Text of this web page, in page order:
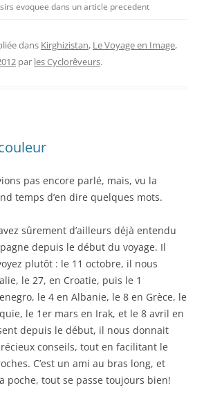
evoquee dans un article precedent
dans Kirghizistan, Le Voyage en Image,
par les Cyclorêveurs.
pas encore parlé, mais, vu la
temps d’en dire quelques mots.
sûrement d’ailleurs déjà entendu
depuis le début du voyage. Il
plutôt : le 11 octobre, il nous
le 27, en Croatie, puis le 1
le 4 en Albanie, le 8 en Grèce, le
le 1er mars en Irak, et le 8 avril en
depuis le début, il nous donnait
conseils, tout en facilitant le
C’est un ami au bras long, et
poche, tout se passe toujours bien!